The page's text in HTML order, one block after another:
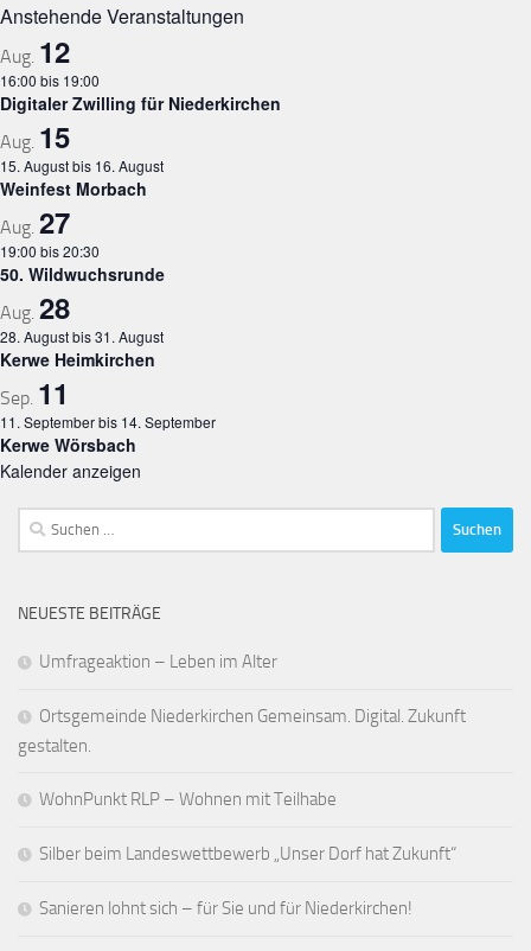
Anstehende Veranstaltungen
Aug. 12
16:00 bis 19:00
Digitaler Zwilling für Niederkirchen
Aug. 15
15. Augustbis 16. August
Weinfest Morbach
Aug. 27
19:00 bis20:30
50. Wildwuchsrunde
Aug. 28
28. Augustbis31. August
Kerwe Heimkirchen
Sep. 11
11. Septemberbis 14. September
Kerwe Wörsbach
Kalender anzeigen
Suchen
nach:
NEUESTE BEITRÄGE
Umfrageaktion – Leben im Alter
Ortsgemeinde Niederkirchen Gemeinsam. Digital. Zukunft
gestalten.
WohnPunkt RLP – Wohnen mit Teilhabe
Silber beim Landeswettbewerb „Unser Dorf hat Zukunft“
Sanieren lohnt sich – für Sie und für Niederkirchen!